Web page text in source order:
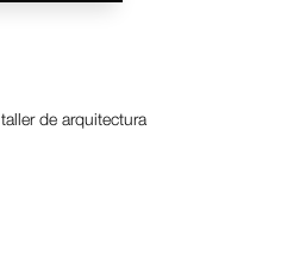
de arquitectura